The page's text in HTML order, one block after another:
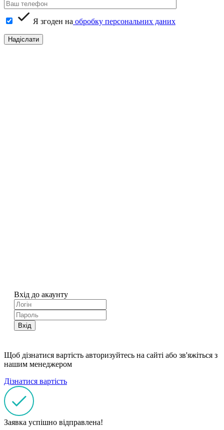
Я згоден на обробку персональних даних
Вхід до акаунту
Вхід
Щоб дізнатися вартість авторизуйтесь на сайті або зв'яжіться з
нашим менеджером
Дізнатися вартість
Заявка успішно відправлена!